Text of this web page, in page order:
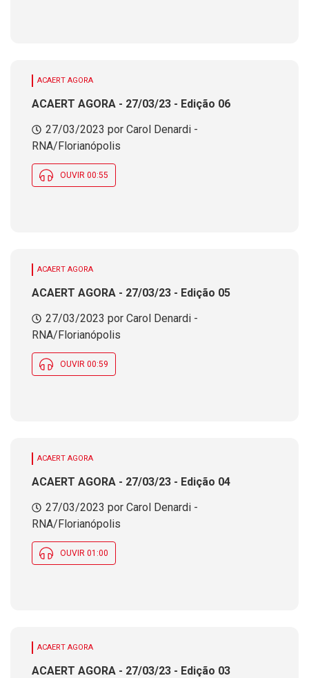
ACAERT AGORA
ACAERT AGORA - 27/03/23 - Edição 06
27/03/2023 por Carol Denardi -
RNA/Florianópolis
OUVIR 00:55
ACAERT AGORA
ACAERT AGORA - 27/03/23 - Edição 05
27/03/2023 por Carol Denardi -
RNA/Florianópolis
OUVIR 00:59
ACAERT AGORA
ACAERT AGORA - 27/03/23 - Edição 04
27/03/2023 por Carol Denardi -
RNA/Florianópolis
OUVIR 01:00
ACAERT AGORA
ACAERT AGORA - 27/03/23 - Edição 03